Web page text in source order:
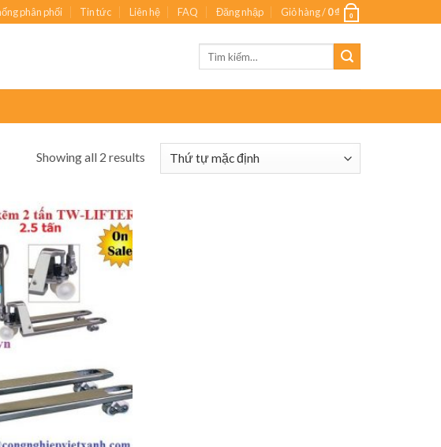
phân phối Tin tức Liên hệ FAQ Đăng nhập Giỏ hàng /0₫ 0
Showing all 2 results